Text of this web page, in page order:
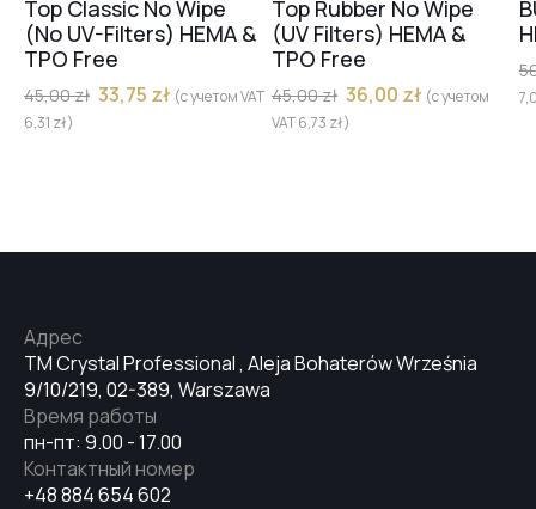
Top Classic No Wipe
(No UV-Filters) HEMA &
TPO Free
45,00zł 33,75 zł (с учетом VAT
6,31 zł)
Top Rubber No Wipe
(UV Filters) HEMA &
TPO Free
45,00zł 36,00 zł (с учетом
VAT6,73 zł)
TM Crystal Professional , Aleja Bohaterów Września
9/10/219, 02-389, Warszawa
Адрес
пн-пт: 9.00 - 17.00
Время работы
+48 884 654 602
Контактный номер